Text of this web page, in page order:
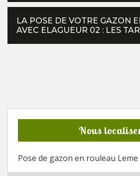
LA POSE DE VOTRE GAZON
AVEC ELAGUEUR 02 : LES
Nous
Pose de gazon en rouleau Leme